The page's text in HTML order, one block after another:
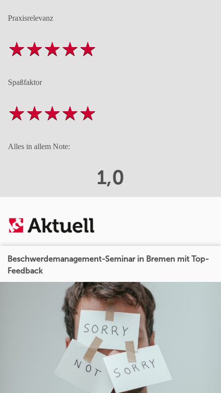
Praxisrelevanz
Spaßfaktor
Alles in allem Note:
1,0
Beschwerdemanagement-Seminar in Bremen mit Top-
Feedback